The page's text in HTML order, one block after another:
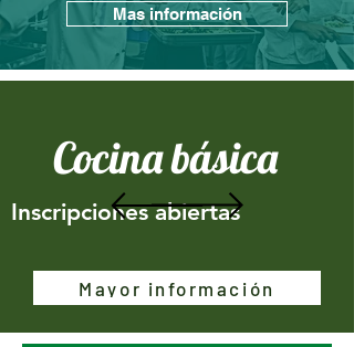
Mas información
Cocina básica
Inscripciones abiertas
Mayor información